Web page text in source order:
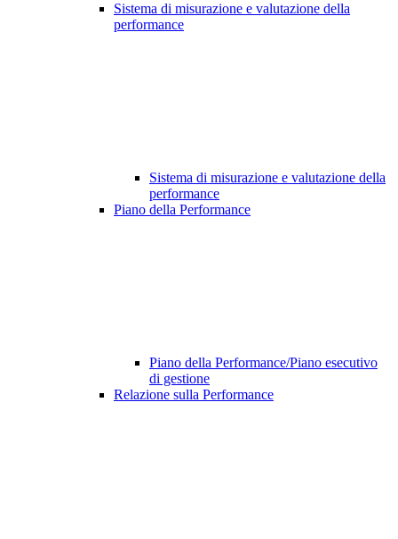
Sistema di misurazione e valutazione della
performance
Sistema di misurazione e valutazione della
performance
Piano della Performance
Piano della Performance/Piano esecutivo
di gestione
Relazione sulla Performance